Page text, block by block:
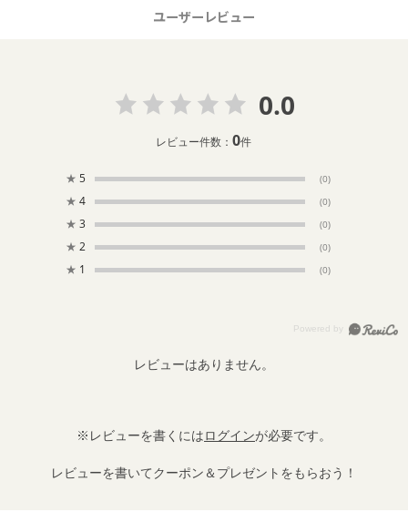
ユーザーレビュー
0.0
レビュー件数：0件
★ 5 (0)
★ 4 (0)
★ 3 (0)
★ 2 (0)
★ 1 (0)
レビューはありません。
※レビューを書くにはログインが必要です。
レビューを書いてクーポン＆プレゼントをもらおう！